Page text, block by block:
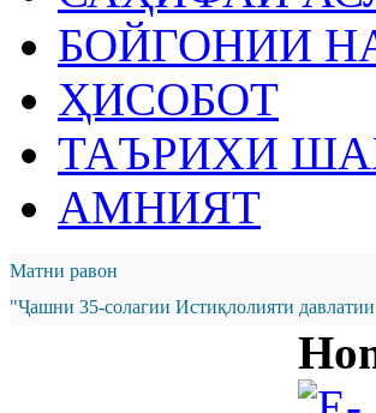
БОЙГОНИИ
ҲИСОБОТ
ТАЪРИХИ
АМНИЯТ
Матни равон
"Ҷашни 35-солагии Истиқлолияти